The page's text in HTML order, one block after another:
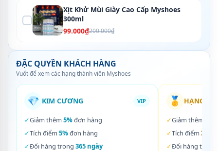
Xịt Khử Mùi Giày Cao Cấp Myshoes
300ml
99.000₫200.000₫
ĐẶC QUYỀN KHÁCH HÀNG
Vuốt để xem các hạng thành viên Myshoes
💎 KIM CƯƠNG VIP
✓Giảm thêm 5%đơn hàng
✓Tích điểm 5%đơn hàng
✓Đổi hàng trong 365 ngày
🥇 HẠNG
✓Giảm thêm
✓Tích điểm 3%
✓Đổi hàng trong